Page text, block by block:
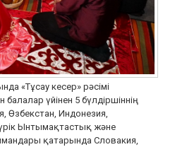
«Тұсау кесер» рәсімі
үйінен 5 бүлдіршіннің
Өзбекстан, Индонезия,
Ынтымақтастық және
қатарында Словакия,